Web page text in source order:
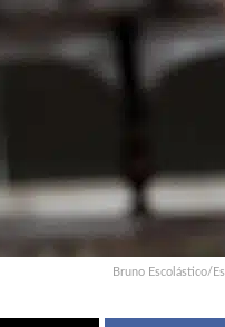
Bruno Escolástico/